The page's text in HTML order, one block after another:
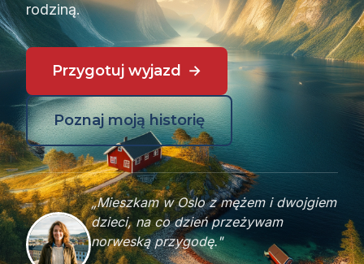
rodziną.
Przygotuj wyjazd
Poznaj moją historię
„Mieszkam w Oslo z mężem i dwojgiem
dzieci, na co dzień przeżywam
norweską przygodę."